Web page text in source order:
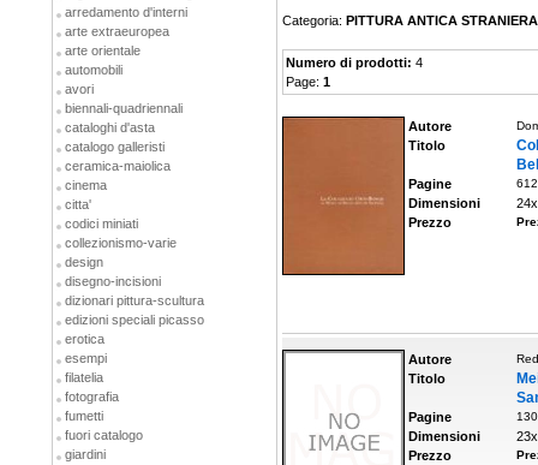
arredamento d'interni
arte extraeuropea
arte orientale
automobili
avori
biennali-quadriennali
cataloghi d'asta
catalogo galleristi
ceramica-maiolica
cinema
citta'
codici miniati
collezionismo-varie
design
disegno-incisioni
dizionari pittura-scultura
edizioni speciali picasso
erotica
esempi
filatelia
fotografia
fumetti
fuori catalogo
giardini
Categoria: PITTURA ANTICA
Numero di prodotti: 4
Page: 1
Autore
Titolo
Pagine 612
Dimensioni
Prezzo
Autore
Titolo
Pagine 130
Dimensioni
Prezzo